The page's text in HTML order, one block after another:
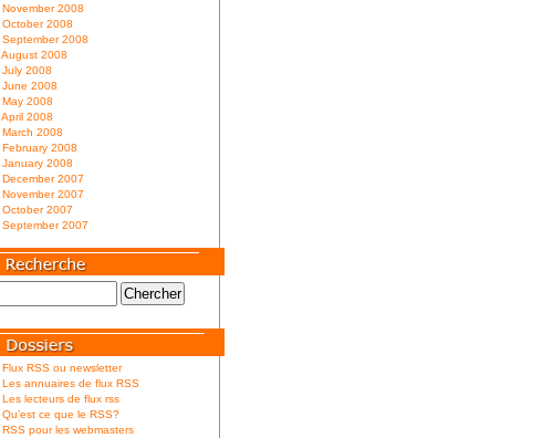
November 2008
October 2008
September 2008
August 2008
July 2008
June 2008
May 2008
April 2008
March 2008
February 2008
January 2008
December 2007
November 2007
October 2007
September 2007
Flux RSS ou newsletter
Les annuaires de flux RSS
Les lecteurs de flux rss
Qu’est ce que le RSS?
RSS pour les webmasters